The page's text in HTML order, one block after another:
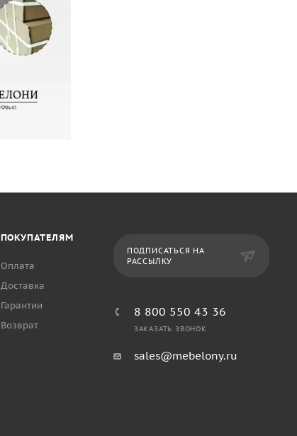
ПОКУПАТЕЛЯМ
Оплата
Доставка
Гарантии
Возврат
ПОДПИСАТЬСЯ НА
РАССЫЛКУ
8 800 550 43 36
ЗАКАЗАТЬ ЗВОНОК
sales@mebelony.ru